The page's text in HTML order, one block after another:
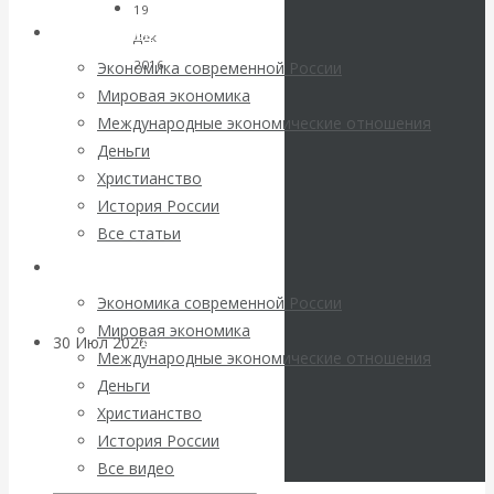
Архив статей
Экономика современной России
Мировая экономика
Международные экономические отношения
Деньги
Христианство
История России
Все статьи
Экономика современной России
Мировая экономика
Международные экономические отношения
Деньги
Христианство
История России
Все видео
погоду на
финансовых
рынках?
Минфины хотят
быть главнее
30 Июл 2026Цифровая
экономика
Валентин
19
Дек
2016
ДеньгиЦБ
не
станет
снижать
ставку,
но
снизит,
то
никакого
эффекта
от
этого
не